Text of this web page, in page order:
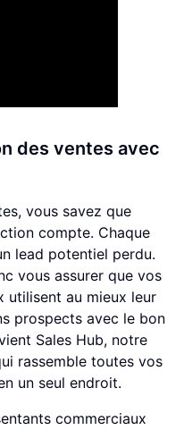
des ventes avec
vous savez que
compte. Chaque
lead potentiel perdu.
vous assurer que vos
utilisent au mieux leur
prospects avec le bon
Sales Hub, notre
rassemble toutes vos
un seul endroit.
commerciaux